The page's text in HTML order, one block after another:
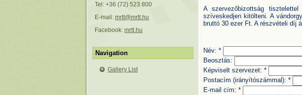
Tel: +36 (72) 523 800
E-mail: mrtt@mrtt.hu
Facebook: mrtt.hu
Navigation
Gallery List
A szervezőbizottság
szíveskedjen kitölteni. A
bruttó 30 ezer Ft. A részvételi díj
Név: *
Beosztás:
Képviselt szervezet: *
Postacím (irányítószámmal): *
E-mail cím: *